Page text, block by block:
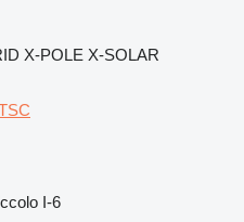
X-POLE X-SOLAR
I-6